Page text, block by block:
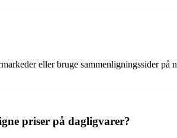
eller bruge sammenligningssider
priser på dagligvarer?